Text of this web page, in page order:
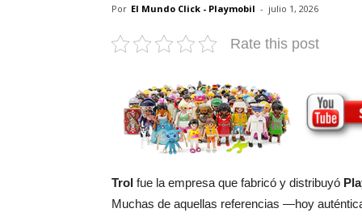
Por El Mundo Click - Playmobil - julio 1, 2026
Rate this post
Trol fue la empresa que fabricó y distribuyó
Muchas de aquellas referencias —hoy